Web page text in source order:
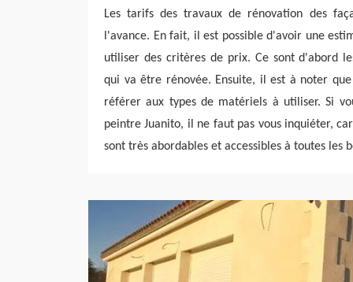
Les tarifs des travaux de rénovation des
l'avance. En fait, il est possible d'avoir une
utiliser des critères de prix. Ce sont d'abord
qui va être rénovée. Ensuite, il est à noter
référer aux types de matériels à utiliser. Si
peintre Juanito, il ne faut pas vous inquiéter,
sont très abordables et accessibles à toutes les